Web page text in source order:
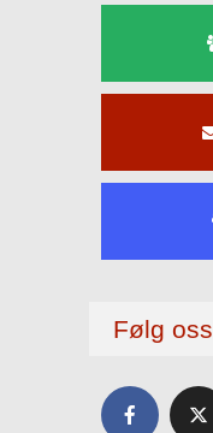
Følg oss